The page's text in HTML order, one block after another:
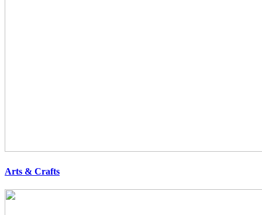
Arts & Crafts